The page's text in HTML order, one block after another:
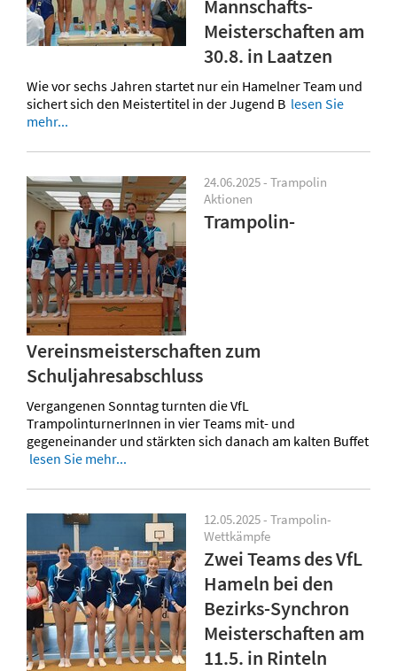
Mannschafts-
Meisterschaften am
30.8. in Laatzen
Wie vor sechs Jahren startet nur ein Hamelner Team und
sichert sich den Meistertitel in der Jugend B lesen Sie
mehr...
24.06.2025 - Trampolin
Aktionen
Trampolin-
Vereinsmeisterschaften zum
Schuljahresabschluss
Vergangenen Sonntag turnten die VfL
TrampolinturnerInnen in vier Teams mit- und
gegeneinander und stärkten sich danach am kalten Buffet
lesen Sie mehr...
12.05.2025 - Trampolin-
Wettkämpfe
Zwei Teams des VfL
Hameln bei den
Bezirks-Synchron
Meisterschaften am
11.5. in Rinteln